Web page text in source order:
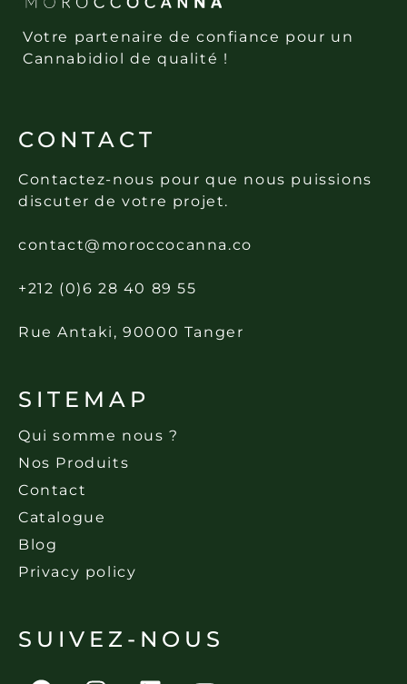
Votre partenaire de confiance pour un
Cannabidiol de qualité !
CONTACT
Contactez-nous pour que nous puissions
discuter de votre projet.
contact@moroccocanna.co
+212 (0)6 28 40 89 55
Rue Antaki, 90000 Tanger
SITEMAP
Qui somme nous ?
Nos Produits
Contact
Catalogue
Blog
Privacy policy
SUIVEZ-NOUS